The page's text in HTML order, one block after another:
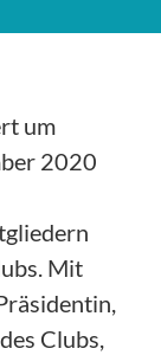
um
2020
Mit
Clubs,